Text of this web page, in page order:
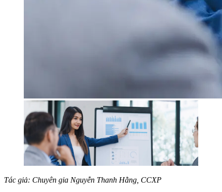
Tác giả: Chuyên gia Nguyễn Thanh Hằng, CCXP